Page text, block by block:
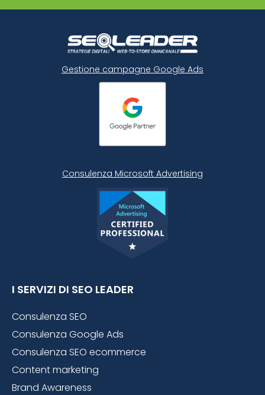
Gestione campagne Google Ads
Consulenza Microsoft Advertising
I SERVIZI DI SEO LEADER
Consulenza SEO
Consulenza Google Ads
Consulenza SEO ecommerce
Content marketing
Brand Awareness